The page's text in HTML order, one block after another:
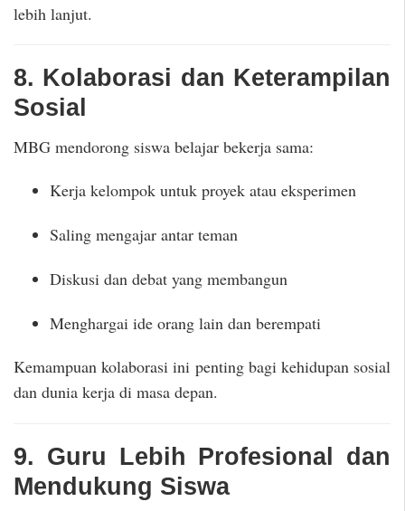
lebih lanjut.
8. Kolaborasi dan Keterampilan
Sosial
MBG mendorong siswa belajar bekerja sama:
Kerja kelompok untuk proyek atau eksperimen
Saling mengajar antar teman
Diskusi dan debat yang membangun
Menghargai ide orang lain dan berempati
Kemampuan kolaborasi ini penting bagi kehidupan sosial
dan dunia kerja di masa depan.
9. Guru Lebih Profesional dan
Mendukung Siswa